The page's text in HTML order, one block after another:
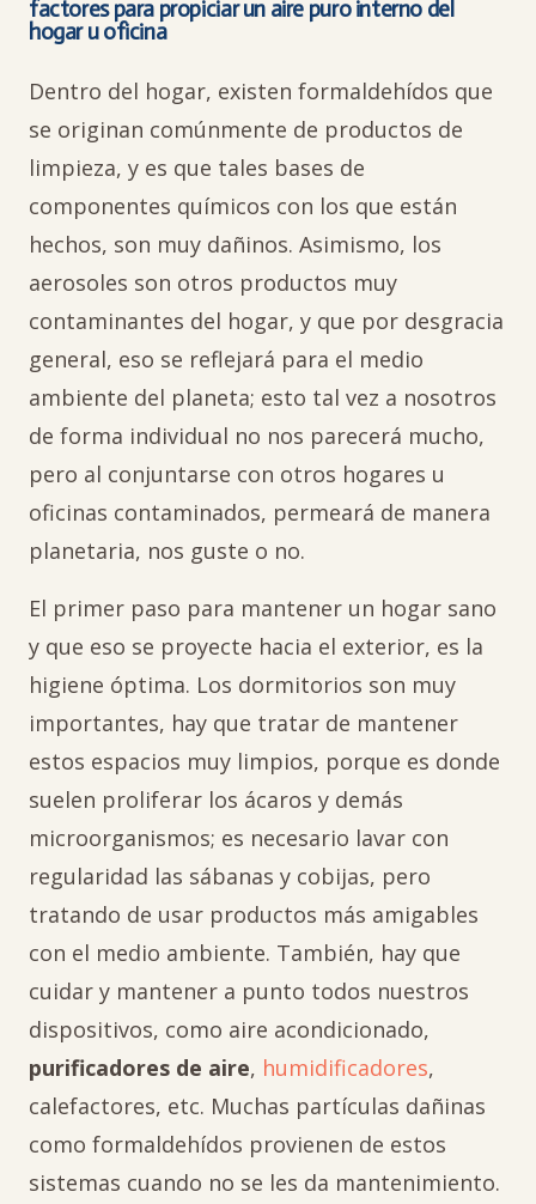
factores para propiciar un aire puro interno del
hogar u oficina
Dentro del hogar, existen formaldehídos que
se originan comúnmente de productos de
limpieza, y es que tales bases de
componentes químicos con los que están
hechos, son muy dañinos. Asimismo, los
aerosoles son otros productos muy
contaminantes del hogar, y que por desgracia
general, eso se reflejará para el medio
ambiente del planeta; esto tal vez a nosotros
de forma individual no nos parecerá mucho,
pero al conjuntarse con otros hogares u
oficinas contaminados, permeará de manera
planetaria, nos guste o no.
El primer paso para mantener un hogar sano
y que eso se proyecte hacia el exterior, es la
higiene óptima. Los dormitorios son muy
importantes, hay que tratar de mantener
estos espacios muy limpios, porque es donde
suelen proliferar los ácaros y demás
microorganismos; es necesario lavar con
regularidad las sábanas y cobijas, pero
tratando de usar productos más amigables
con el medio ambiente. También, hay que
cuidar y mantener a punto todos nuestros
dispositivos, como aire acondicionado,
purificadores de aire, humidificadores,
calefactores, etc. Muchas partículas dañinas
como formaldehídos provienen de estos
sistemas cuando no se les da mantenimiento.